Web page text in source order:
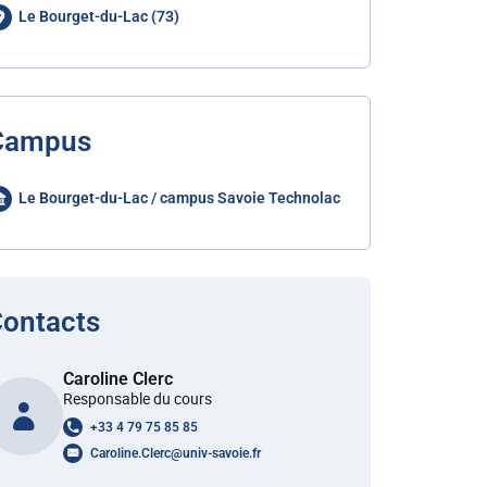
Le Bourget-du-Lac (73)
Le Bourget-du-Lac / campus Savoie Technolac
Caroline Clerc
Responsable du cours
+33 4 79 75 85 85
Caroline.Clerc@univ-savoie.fr